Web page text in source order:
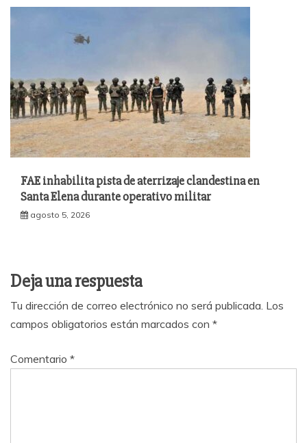
FAE inhabilita pista de aterrizaje clandestina en
Santa Elena durante operativo militar
agosto 5, 2026
Deja una respuesta
Tu dirección de correo electrónico no será publicada. Los
campos obligatorios están marcados con *
Comentario *